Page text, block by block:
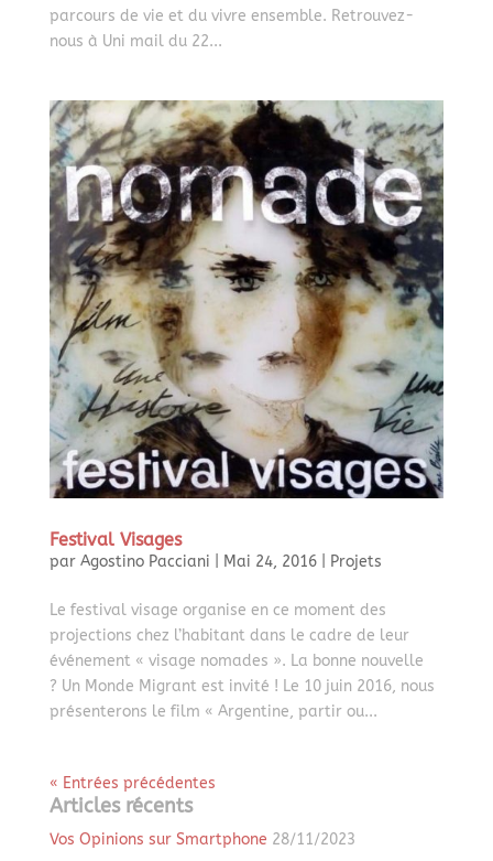
parcours de vie et du vivre ensemble. Retrouvez-
nous à Uni mail du 22...
Festival Visages
par Agostino Pacciani Mai 24, 2016| Projets
Le festival visage organise en ce moment des
projections chez l’habitant dans le cadre de leur
événement « visage nomades ». La bonne nouvelle
? Un Monde Migrant est invité ! Le 10 juin 2016, nous
présenterons le film « Argentine, partir ou...
« Entrées précédentes
Articles récents
Vos Opinions sur Smartphone 28/11/2023